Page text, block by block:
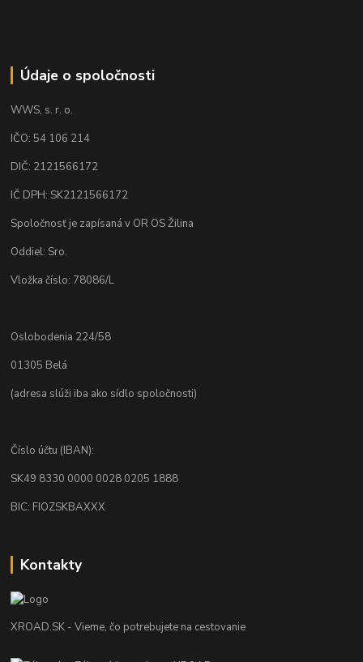
Údaje o spoločnosti
WWS, s. r. o.
IČO: 54 106 214
DIČ: 2121566172
IČ DPH: SK2121566172
Spoločnosť je zapísaná v OR OS Žilina
Oddiel: Sro.
Vložka číslo: 78086/L
Oslobodenia 224/58
01305 Belá
(adresa slúži iba ako sídlo spoločnosti)
Číslo účtu (IBAN):
SK49 8330 0000 0028 0205 1888
BIC: FIOZSKBAXXX
Kontakty
XROAD.SK - Vieme, čo potrebujete na cestovanie